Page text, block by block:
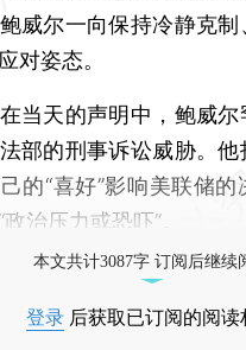
威尔一向保持冷静克
对姿态。
天的声明中，鲍威尔
部的刑事诉讼威胁。
的“喜好”影响美联储
治压力或恐吓”。
本文共计3087字 订阅后继续
登录 后获取已订阅的阅读